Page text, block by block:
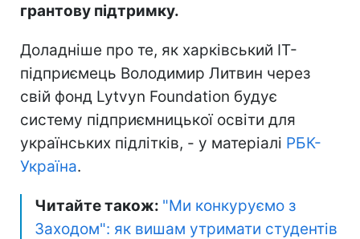
грантову підтримку.
Доладніше про те, як харківський ІТ-
підприємець Володимир Литвин через
свій фонд Lytvyn Foundation будує
систему підприємницької освіти для
українських підлітків, - у матеріалі РБК-
Україна.
Читайте також: "Ми конкуруємо з
Заходом": як вишам утримати студентів